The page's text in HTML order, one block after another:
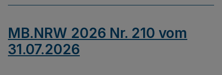
MB.NRW 2026 Nr. 210 vom
31.07.2026